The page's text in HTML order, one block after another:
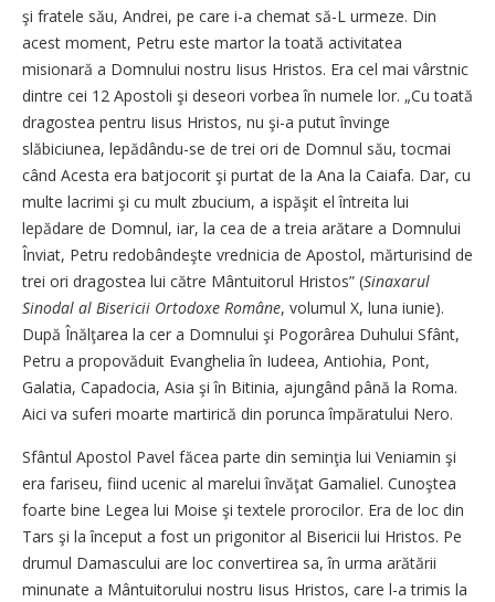
şi fratele său, Andrei, pe care i-a chemat să-L urmeze. Din
acest moment, Petru este martor la toată activitatea
misionară a Domnului nostru Iisus Hristos. Era cel mai vârstnic
dintre cei 12 Apostoli şi deseori vorbea în numele lor. „Cu toată
dragostea pentru Iisus Hristos, nu şi-a putut învinge
slăbiciunea, lepădându-se de trei ori de Domnul său, tocmai
când Acesta era batjocorit şi purtat de la Ana la Caiafa. Dar, cu
multe lacrimi şi cu mult zbucium, a ispăşit el întreita lui
lepădare de Domnul, iar, la cea de a treia arătare a Domnului
Înviat, Petru redobândeşte vrednicia de Apostol, mărturisind de
trei ori dragostea lui către Mântuitorul Hristos” (Sinaxarul
Sinodal al Bisericii Ortodoxe Române, volumul X, luna iunie).
După Înălţarea la cer a Domnului şi Pogorârea Duhului Sfânt,
Petru a propovăduit Evanghelia în Iudeea, Antiohia, Pont,
Galatia, Capadocia, Asia şi în Bitinia, ajungând până la Roma.
Aici va suferi moarte martirică din porunca împăratului Nero.
Sfântul Apostol Pavel făcea parte din seminţia lui Veniamin şi
era fariseu, fiind ucenic al marelui învăţat Gamaliel. Cunoştea
foarte bine Legea lui Moise şi textele prorocilor. Era de loc din
Tars şi la început a fost un prigonitor al Bisericii lui Hristos. Pe
drumul Damascului are loc convertirea sa, în urma arătării
minunate a Mântuitorului nostru Iisus Hristos, care l-a trimis la